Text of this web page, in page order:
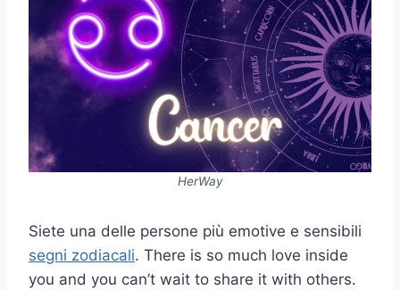
HerWay
Siete una delle persone più emotive e sensibili
segni zodiacali. There is so much love inside
you and you can’t wait to share it with others.